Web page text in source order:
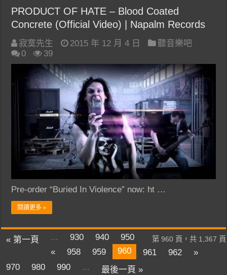
PRODUCT OF HATE – Blood Coated
Concrete (Official Video) | Napalm Records
寂寞先生 2015 年 12 月 4 日
聽音樂吧
0
39
Pre-order “Buried In Violence” now: ht …
閱讀更多 »
第 960 頁，共 1,367 頁
« 第一頁 ... 930 940
950
«
958 959 960 961 962
»
970
980 990 ... 最後一頁 »